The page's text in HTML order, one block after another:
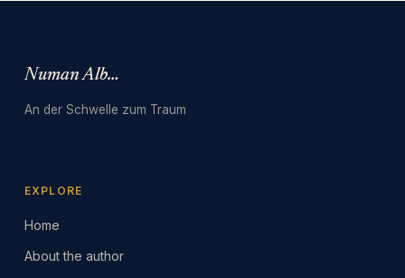
Numan Albarbari
An der Schwelle zum Traum
EXPLORE
Home
About the author